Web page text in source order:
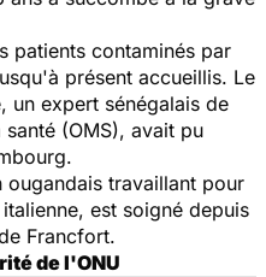
patients contaminés par
présent accueillis. Le
un expert sénégalais de
(OMS), avait pu
ougandais travaillant pour
est soigné depuis
Francfort.
de l'ONU